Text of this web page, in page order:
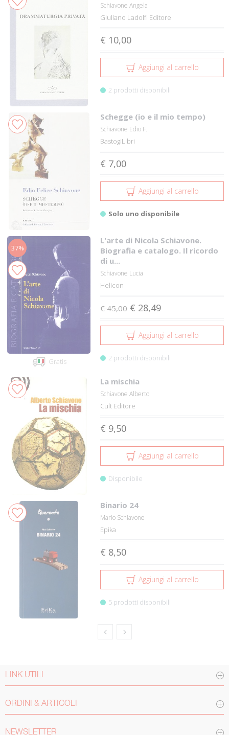
Schiavone Angela
Giuliano Ladolfi Editore
€ 10,00
Aggiungi al carrello
2 prodotti disponibili
Schegge (io e il mio tempo)
Schiavone Edio F.
BastogiLibri
€ 7,00
Aggiungi al carrello
Solo uno disponibile
37%
Gratis
L'arte di Nicola Schiavone.
Biografia e catalogo. Il ricordo
di u...
Schiavone Lucia
Helicon
€ 45,00 € 28,49
Aggiungi al carrello
2 prodotti disponibili
La mischia
Schiavone Alberto
Cult Editore
€ 9,50
Aggiungi al carrello
Disponibile
Binario 24
Mario Schiavone
Epika
€ 8,50
Aggiungi al carrello
5 prodotti disponibili
LINK UTILI
ORDINI & ARTICOLI
NEWSLETTER